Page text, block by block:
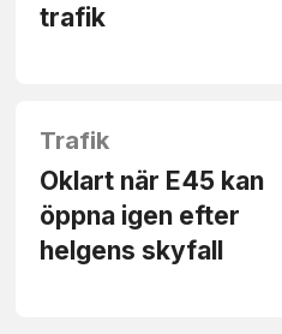
trafik
Trafik
Oklart när E45 kan
öppna igen efter
helgens skyfall